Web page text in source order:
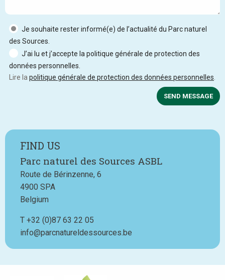
Je souhaite rester informé(e) de l’actualité du Parc naturel
des Sources.
J’ai lu et j’accepte la politique générale de protection des
données personnelles.
Lire la politique générale de protection des données personnelles
SEND MESSAGE
FIND US
Parc naturel des Sources ASBL
Route de Bérinzenne, 6
4900 SPA
Belgium
T Téléphone
+32 (0)87 63 22 05
info@parcnatureldessources.be